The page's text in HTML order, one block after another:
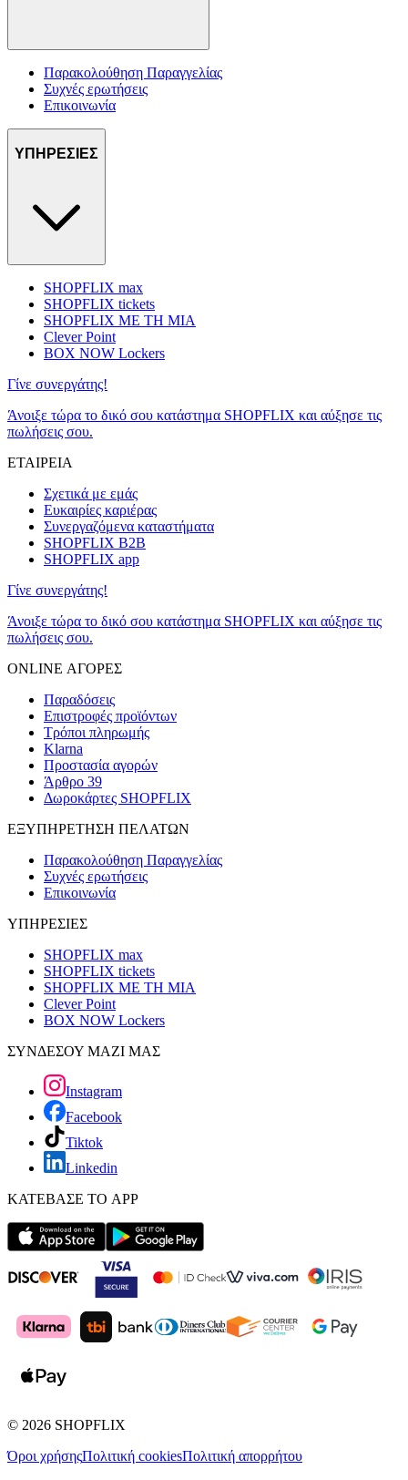
Παρακολούθηση Παραγγελίας
Συχνές ερωτήσεις
Επικοινωνία
ΥΠΗΡΕΣΙΕΣ
SHOPFLIX max
SHOPFLIX tickets
SHOPFLIX ΜΕ ΤΗ ΜΙΑ
Clever Point
BOX NOW Lockers
Γίνε συνεργάτης!
Άνοιξε τώρα το δικό σου κατάστημα SHOPFLIX και αύξησε τις
πωλήσεις σου.
ΕΤΑΙΡΕΙΑ
Σχετικά με εμάς
Ευκαιρίες καριέρας
Συνεργαζόμενα καταστήματα
SHOPFLIX B2B
SHOPFLIX app
Γίνε συνεργάτης!
Άνοιξε τώρα το δικό σου κατάστημα SHOPFLIX και αύξησε τις
πωλήσεις σου.
ONLINE ΑΓΟΡΕΣ
Παραδόσεις
Επιστροφές προϊόντων
Τρόποι πληρωμής
Klarna
Προστασία αγορών
Άρθρο 39
Δωροκάρτες SHOPFLIX
ΕΞΥΠΗΡΕΤΗΣΗ ΠΕΛΑΤΩΝ
Παρακολούθηση Παραγγελίας
Συχνές ερωτήσεις
Επικοινωνία
ΥΠΗΡΕΣΙΕΣ
SHOPFLIX max
SHOPFLIX tickets
SHOPFLIX ΜΕ ΤΗ ΜΙΑ
Clever Point
BOX NOW Lockers
ΣΥΝΔΕΣΟΥ ΜΑΖΙ ΜΑΣ
Instagram
Facebook
Tiktok
Linkedin
ΚΑΤΕΒΑΣΕ ΤΟ APP
© 2026 SHOPFLIX
Όροι χρήσηςΠολιτική cookiesΠολιτική απορρήτου